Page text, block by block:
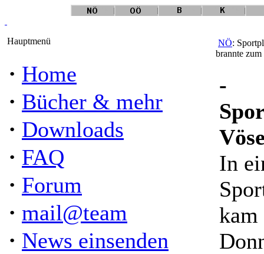
Hauptmenü
· Home
· Bücher & mehr
· Downloads
· FAQ
· Forum
· mail@team
· News einsenden
NÖ:
brannte
-
In
kam